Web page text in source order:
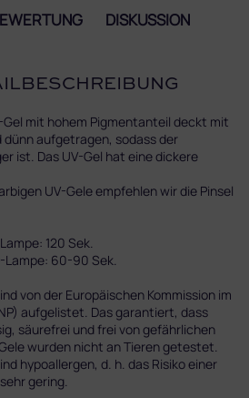
DISKUSSION
Gel mit hohem Pigmentanteil deckt mit
dünn aufgetragen, sodass der
ist. Das UV-Gel hat eine dickere
UV-Gele empfehlen wir die Pinsel
120 Sek.
60-90 Sek.
von der Europäischen Kommission im
aufgelistet. Das garantiert, dass
säurefrei und frei von gefährlichen
wurden nicht an Tieren getestet.
hypoallergen, d. h. das Risiko einer
gering.